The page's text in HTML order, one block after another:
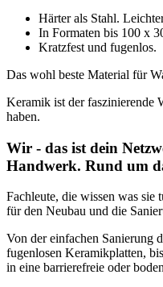
Härter als Stahl.
In Formaten bis 100 x
Kratzfest und fugenlos.
Das wohl beste Material für
Keramik ist der faszinierende
haben.
Wir - das ist dein
Handwerk. Rund um
Fachleute, die wissen was sie
für den Neubau und die
Von der einfachen Sanierung
fugenlosen Keramikplatten,
in eine barrierefreie oder